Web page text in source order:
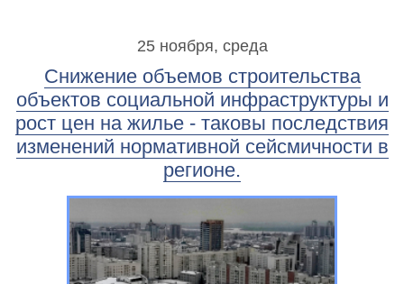
25 ноября, среда
Снижение объемов строительства
объектов социальной инфраструктуры и
рост цен на жилье - таковы последствия
изменений нормативной сейсмичности в
регионе.